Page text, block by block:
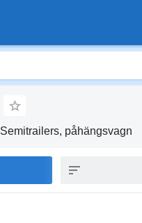
Semitrailers, påhängsvagn